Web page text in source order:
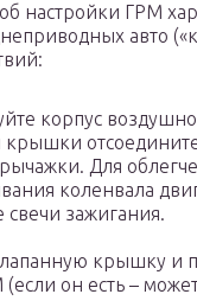
настройки ГРМ
авто
корпус
крышки
Для
коленвала
зажигания.
крышку и
он есть –